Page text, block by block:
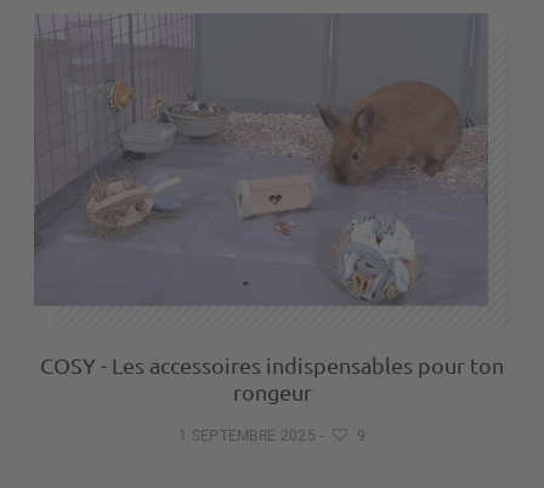
COSY - Les accessoires indispensables pour ton
rongeur
1 SEPTEMBRE 2025 - 9